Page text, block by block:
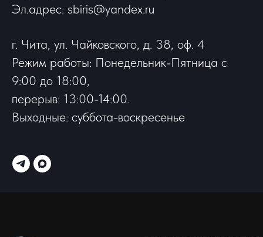
Эл.адрес: sbiris@yandex.ru
г. Чита, ул. Чайковского, д. 38, оф. 4
Режим работы: Понедельник-Пятница с
9:00 до 18:00,
перерыв: 13:00-14:00.
Выходные: суббота-воскресенье